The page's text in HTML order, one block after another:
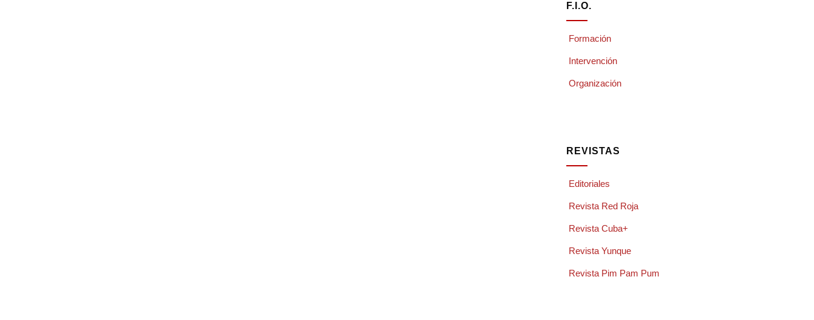
F.I.O.
Formación
Intervención
Organización
REVISTAS
Editoriales
Revista Red Roja
Revista Cuba+
Revista Yunque
Revista Pim Pam Pum